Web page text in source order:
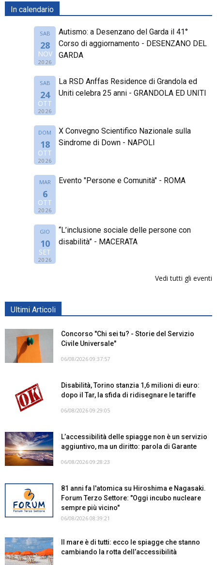
In calendario
SAB
28
NOV
2026
Autismo: a Desenzano del Garda il 41°
Corso di aggiornamento - DESENZANO DEL
GARDA
SAB
24
OTT
2026
La RSD Anffas Residence di Grandola ed
Uniti celebra 25 anni - GRANDOLA ED UNITI
DOM
18
OTT
2026
X Convegno Scientifico Nazionale sulla
Sindrome di Down - NAPOLI
MAR
6
OTT
2026
Evento "Persone e Comunità" - ROMA
GIO
10
SET
2026
“L’inclusione sociale delle persone con
disabilità” - MACERATA
Vedi tutti gli eventi
Ultimi Articoli
Concorso "Chi sei tu? - Storie del Servizio
Civile Universale"
06/08/2026 09:37:57
Disabilità, Torino stanzia 1,6 milioni di euro:
dopo il Tar, la sfida di ridisegnare le tariffe
06/08/2026 09:29:05
L’accessibilità delle spiagge non è un servizio
aggiuntivo, ma un diritto: parola di Garante
06/08/2026 09:28:23
81 anni fa l'atomica su Hiroshima e Nagasaki.
Forum Terzo Settore: "Oggi incubo nucleare
sempre più vicino"
06/08/2026 08:39:21
Il mare è di tutti: ecco le spiagge che stanno
cambiando la rotta dell’accessibilità